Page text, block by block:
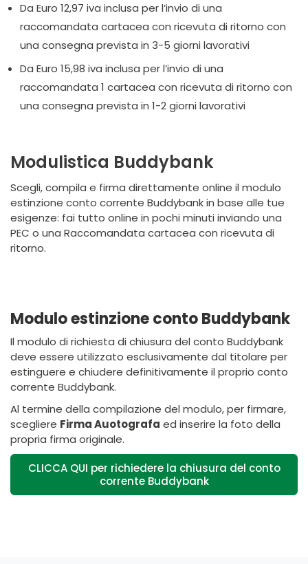
Da Euro 12,97 iva inclusa per l’invio di una
raccomandata cartacea con ricevuta di ritorno con
una consegna prevista in 3-5 giorni lavorativi
Da Euro 15,98 iva inclusa per l’invio di una
raccomandata 1 cartacea con ricevuta di ritorno con
una consegna prevista in 1-2 giorni lavorativi
Modulistica Buddybank
Scegli, compila e firma direttamente online il modulo
estinzione conto corrente Buddybank in base alle tue
esigenze: fai tutto online in pochi minuti inviando una
PEC o una Raccomandata cartacea con ricevuta di
ritorno.
Modulo estinzione conto Buddybank
Il modulo di richiesta di chiusura del conto Buddybank
deve essere utilizzato esclusivamente dal titolare per
estinguere e chiudere definitivamente il proprio conto
corrente Buddybank.
Al termine della compilazione del modulo, per firmare,
scegliere Firma Auotografa ed inserire la foto della
propria firma originale.
CLICCA QUI per richiedere la chiusura del conto
corrente Buddybank